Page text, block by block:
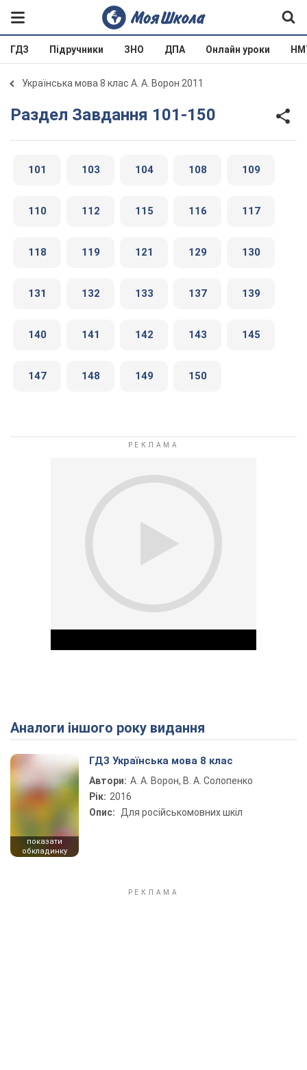
ГДЗ Підручники ЗНО ДПА Онлайн уроки
Українська мова 8 клас А. А. Ворон 2011
Раздел Завдання 101-150
101 103 104 108 109
110 112 115 116 117
118 119 121 129 130
131 132 133 137 139
140 141 142 143 145
147 148 149 150
Play Video
Аналоги іншого року видання
показати
обкладинку
ГДЗ Українська мова 8 клас
Автори: А. А. Ворон, В. А. Солопенко
Рік: 2016
Опис:
Для російськомовних шкіл